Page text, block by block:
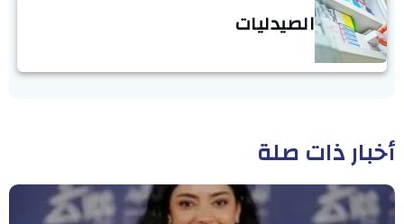
الصيدليات
أخبار ذات صلة